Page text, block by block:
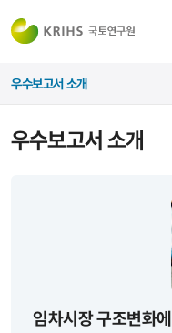
우수보고서 소개
우수보고서 소개
임차시장 구조변화